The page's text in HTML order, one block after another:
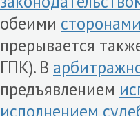
обеими
прерывается
ГПК). В
предъявлением
исполнением